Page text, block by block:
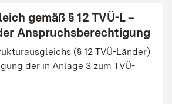
gemäß § 12 TVÜ-L –
Anspruchsberechtigung
(§ 12 TVÜ-Länder)
der in Anlage 3 zum TVÜ-